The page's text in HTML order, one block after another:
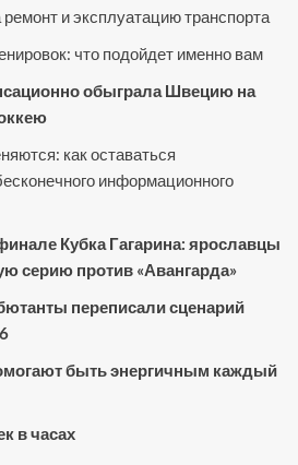
и эксплуатацию транспорта
что подойдет именно вам
обыграла Швецию на
как оставаться
информационного
Кубка Гагарина: ярославцы
серию против «Авангарда»
переписали сценарий
быть энергичным каждый
в часах